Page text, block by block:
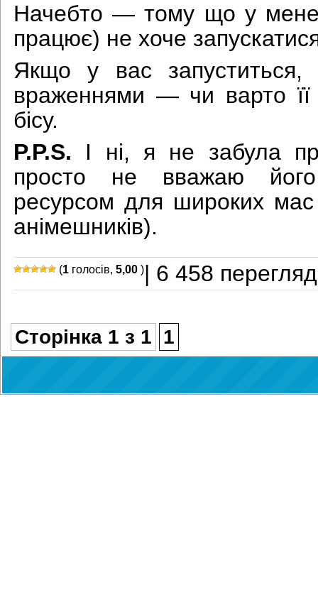
Начебто — тому що у
працює) не хоче
Якщо у вас запуститься,
враженнями — чи варто
бісу.
P.P.S. І ні, я не забула
просто не вважаю
ресурсом для широких мас
анімешників).
(1 голосів, 5,00 )| 6 458
Сторінка 1 з 1 1